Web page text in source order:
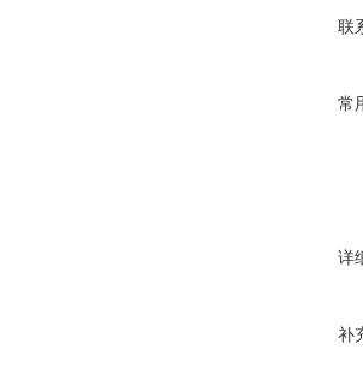
联
常
详
补